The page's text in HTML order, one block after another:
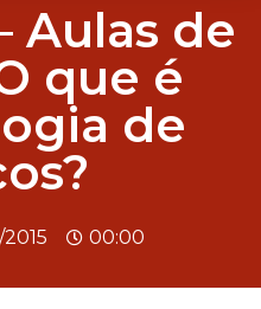
Aulas de
que é
de
00:00